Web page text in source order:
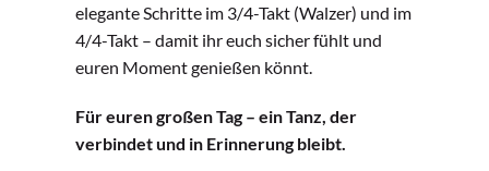
elegante Schritte im 3/4-Takt (Walzer) und im
4/4-Takt – damit ihr euch sicher fühlt und
euren Moment genießen könnt.
Für euren großen Tag – ein Tanz, der
verbindet und in Erinnerung bleibt.